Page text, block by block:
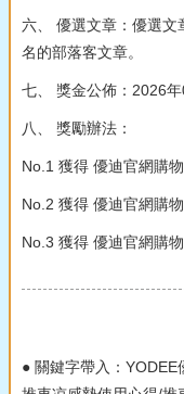
六、 優選文章：優選文
名的部落客文章。
七、 獎金公佈：2026年
八、 獎勵辦法：
No.1 獲得 優迪官網購
No.2 獲得 優迪官網購
No.3 獲得 優迪官網購
● 關鍵字帶入：